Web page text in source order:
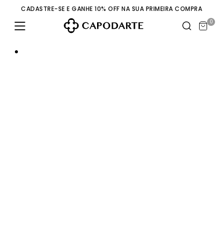
CADASTRE-SE E GANHE 10% OFF NA SUA PRIMEIRA COMPRA
0